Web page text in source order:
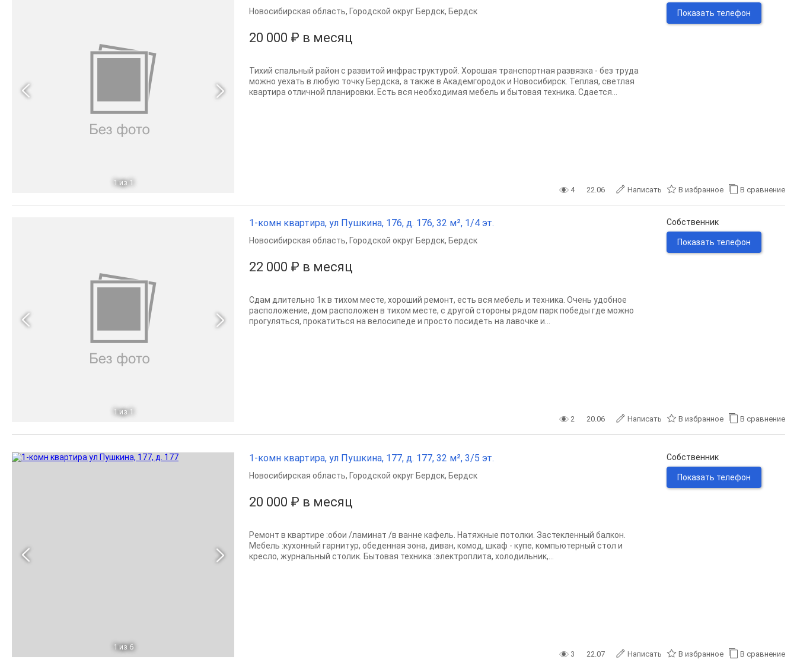
1 из 1
20 000 ₽ в месяц
Новосибирская область, Городской округ Бердск, Бердск
Тихий спальный район с развитой инфраструктурой. Хорошая транспортная развязка - без труда
можно уехать в любую точку Бердска, а также в Академгородок и Новосибирск. Теплая, светлая
квартира отличной планировки. Есть вся необходимая мебель и бытовая техника. Сдается...
Показать телефон
4 22.06 Написать В избранное В сравнение
1 из 1
1-комн квартира, ул Пушкина, 176, д. 176, 32 м², 1/4 эт.
22 000 ₽ в месяц
Новосибирская область, Городской округ Бердск, Бердск
Сдам длительно 1к в тихом месте, хороший ремонт, есть вся мебель и техника. Очень удобное
расположение, дом расположен в тихом месте, с другой стороны рядом парк победы где можно
прогуляться, прокатиться на велосипеде и просто посидеть на лавочке и...
Собственник
Показать телефон
2 20.06 Написать В избранное В сравнение
1 из 6
1-комн квартира, ул Пушкина, 177, д. 177, 32 м², 3/5 эт.
20 000 ₽ в месяц
Новосибирская область, Городской округ Бердск, Бердск
Ремонт в квартире :обои /ламинат /в ванне кафель. Натяжные потолки. Застекленный балкон.
Мебель :кухонный гарнитур, обеденная зона, диван, комод, шкаф - купе, компьютерный стол и
кресло, журнальный столик. Бытовая техника :электроплита, холодильник,...
Собственник
Показать телефон
3 22.07 Написать В избранное В сравнение